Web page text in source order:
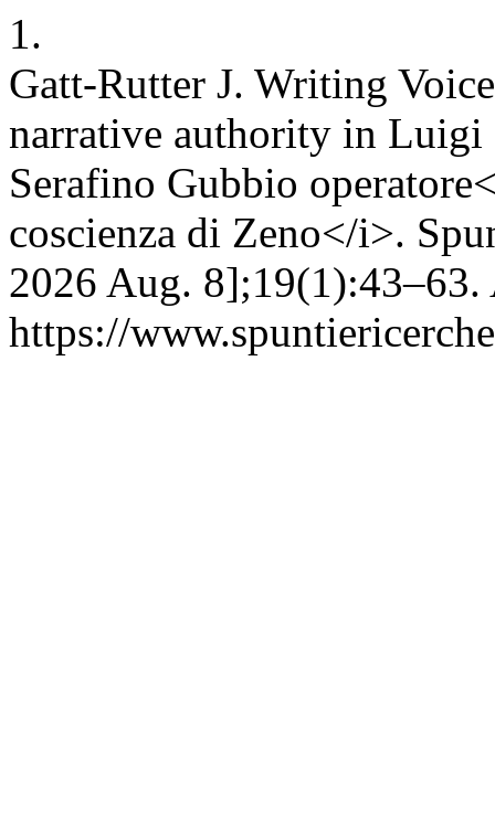
1.
Gatt-Rutter J. Writing
narrative authority in Luigi
Serafino Gubbio
coscienza di Zeno</i>.
2026 Aug.
https://